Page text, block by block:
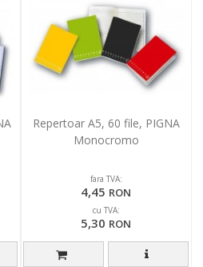
Repertoar A5, 60 file, PIGNA
Monocromo
fara TVA:
4,45 RON
cu TVA:
5,30 RON